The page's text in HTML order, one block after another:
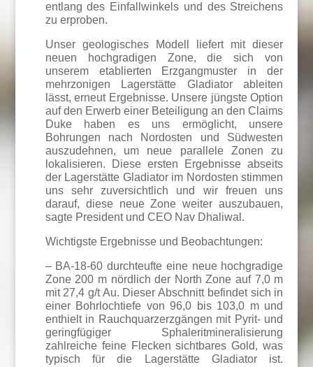
entlang des Einfallwinkels und des Streichens
zu erproben.
Unser geologisches Modell liefert mit dieser
neuen hochgradigen Zone, die sich von
unserem etablierten Erzgangmuster in der
mehrzonigen Lagerstätte Gladiator ableiten
lässt, erneut Ergebnisse. Unsere jüngste Option
auf den Erwerb einer Beteiligung an den Claims
Duke haben es uns ermöglicht, unsere
Bohrungen nach Nordosten und Südwesten
auszudehnen, um neue parallele Zonen zu
lokalisieren. Diese ersten Ergebnisse abseits
der Lagerstätte Gladiator im Nordosten stimmen
uns sehr zuversichtlich und wir freuen uns
darauf, diese neue Zone weiter auszubauen,
sagte President und CEO Nav Dhaliwal.
Wichtigste Ergebnisse und Beobachtungen:
– BA-18-60 durchteufte eine neue hochgradige
Zone 200 m nördlich der North Zone auf 7,0 m
mit 27,4 g/t Au. Dieser Abschnitt befindet sich in
einer Bohrlochtiefe von 96,0 bis 103,0 m und
enthielt in Rauchquarzerzgängen mit Pyrit- und
geringfügiger Sphaleritmineralisierung
zahlreiche feine Flecken sichtbares Gold, was
typisch für die Lagerstätte Gladiator ist.